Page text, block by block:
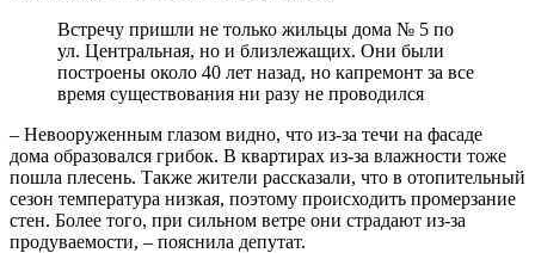
Встречу пришли не только жильцы дома № 5 по
ул. Центральная, но и близлежащих. Они были
построены около 40 лет назад, но капремонт за все
время существования ни разу не проводился
– Невооруженным глазом видно, что из-за течи на фасаде
дома образовался грибок. В квартирах из-за влажности тоже
пошла плесень. Также жители рассказали, что в отопительный
сезон температура низкая, поэтому происходить промерзание
стен. Более того, при сильном ветре они страдают из-за
продуваемости, – пояснила депутат.